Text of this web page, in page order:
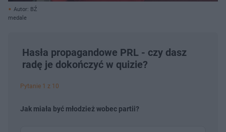
Autor: BŹ
medale
Hasła propagandowe PRL - czy dasz
radę je dokończyć w quizie?
Pytanie 1 z 10
Jak miała być młodzież wobec partii?